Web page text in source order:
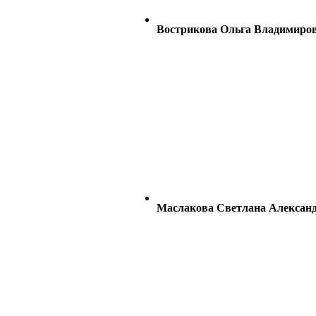
Вострикова Ольга
Маслакова Светлана